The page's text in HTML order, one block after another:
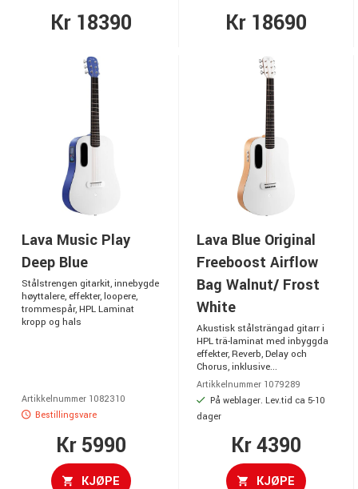
Kr 18390 Kr 18690
Lava Music Play
Deep Blue
Stålstrengen gitarkit, innebygde
høyttalere, effekter, loopere,
trommespår, HPL Laminat
kropp og hals
Artikkelnummer 1082310
Bestillingsvare
Kr 5990
KJØPE
Lava Blue Original
Freeboost Airflow
Bag Walnut/ Frost
White
Akustisk stålsträngad gitarr i
HPL trä-laminat med inbyggda
effekter, Reverb, Delay och
Chorus, inklusive...
Artikkelnummer 1079289
På weblager. Lev.tid ca 5-10
dager
Kr 4390
KJØPE